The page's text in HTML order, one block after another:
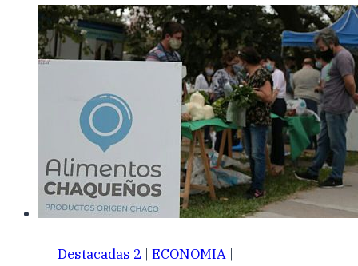
Destacadas 2 | ECONOMIA |